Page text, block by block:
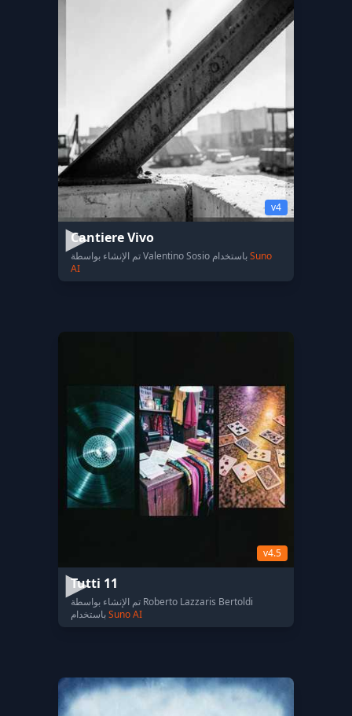
v4
Cantiere Vivo
Suno
AI
v4.5
Tutti 11
تم الإنشاء بواسطة Roberto Lazzaris Bertoldi
Suno AI